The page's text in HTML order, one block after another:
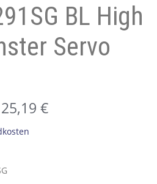
BL High
Servo
€Aktueller